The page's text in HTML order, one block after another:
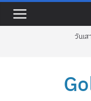
วันเ